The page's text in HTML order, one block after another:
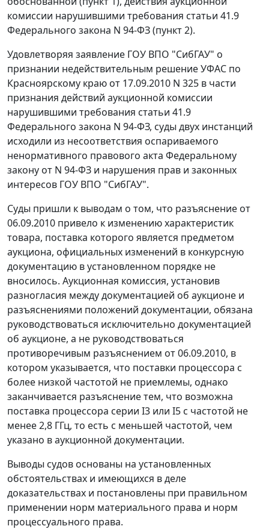
комиссии нарушившими требования статьи 41.9
Федерального закона N 94-ФЗ (пункт 2).
Удовлетворяя заявление ГОУ ВПО "СибГАУ" о
признании недействительным решение УФАС по
Красноярскому краю от 17.09.2010 N 325 в части
признания действий аукционной комиссии
нарушившими требования статьи 41.9
Федерального закона N 94-ФЗ, суды двух инстанций
исходили из несоответствия оспариваемого
ненормативного правового акта Федеральному
закону от N 94-ФЗ и нарушения прав и законных
интересов ГОУ ВПО "СибГАУ".
Суды пришли к выводам о том, что разъяснение от
06.09.2010 привело к изменению характеристик
товара, поставка которого является предметом
аукциона, официальных изменений в конкурсную
документацию в установленном порядке не
вносилось. Аукционная комиссия, установив
разногласия между документацией об аукционе и
разъяснениями положений документации, обязана
руководствоваться исключительно документацией
об аукционе, а не руководствоваться
противоречивым разъяснением от 06.09.2010, в
котором указывается, что поставки процессора с
более низкой частотой не приемлемы, однако
заканчивается разъяснение тем, что возможна
поставка процессора серии I3 или I5 с частотой не
менее 2,8 ГГц, то есть с меньшей частотой, чем
указано в аукционной документации.
Выводы судов основаны на установленных
обстоятельствах и имеющихся в деле
доказательствах и постановлены при правильном
применении норм материального права и норм
процессуального права.